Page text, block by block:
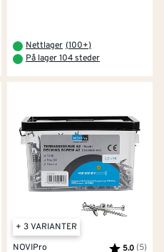
Nettlager (100+)
På lager 104 steder
av 5 mulige
+ 3 VARIANTER
NOVIPro
Karakter:
5.0 (5)